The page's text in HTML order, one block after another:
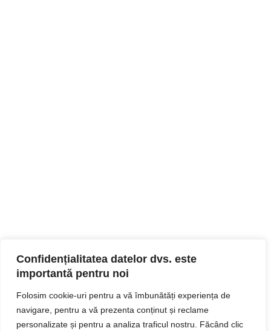
Confidențialitatea datelor dvs. este
importantă pentru noi
Folosim cookie-uri pentru a vă îmbunătăți experiența de
navigare, pentru a vă prezenta conținut și reclame
personalizate și pentru a analiza traficul nostru. Făcând clic